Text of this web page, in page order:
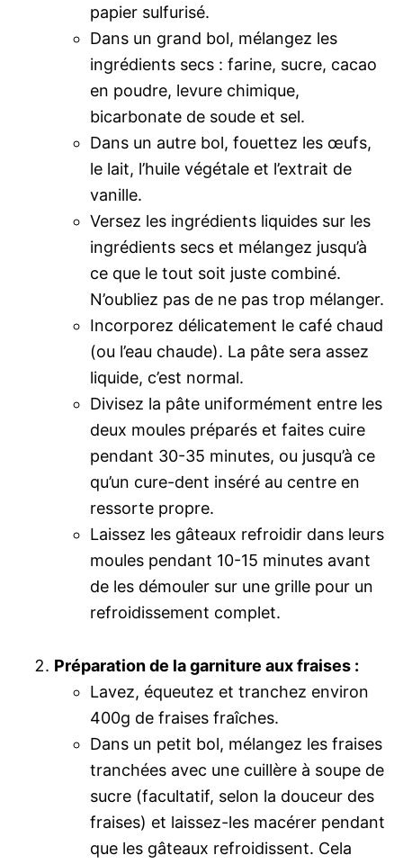
papier sulfurisé.
Dans un grand bol, mélangez les
ingrédients secs : farine, sucre, cacao
en poudre, levure chimique,
bicarbonate de soude et sel.
Dans un autre bol, fouettez les œufs,
le lait, l’huile végétale et l’extrait de
vanille.
Versez les ingrédients liquides sur les
ingrédients secs et mélangez jusqu’à
ce que le tout soit juste combiné.
N’oubliez pas de ne pas trop mélanger.
Incorporez délicatement le café chaud
(ou l’eau chaude). La pâte sera assez
liquide, c’est normal.
Divisez la pâte uniformément entre les
deux moules préparés et faites cuire
pendant 30-35 minutes, ou jusqu’à ce
qu’un cure-dent inséré au centre en
ressorte propre.
Laissez les gâteaux refroidir dans leurs
moules pendant 10-15 minutes avant
de les démouler sur une grille pour un
refroidissement complet.
Préparation de la garniture aux fraises :
Lavez, équeutez et tranchez environ
400g de fraises fraîches.
Dans un petit bol, mélangez les fraises
tranchées avec une cuillère à soupe de
sucre (facultatif, selon la douceur des
fraises) et laissez-les macérer pendant
que les gâteaux refroidissent. Cela